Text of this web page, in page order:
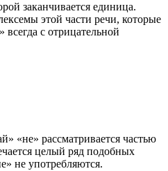
заканчивается единица.
этой части речи, которые
с отрицательной
«не» рассматривается частью
целый ряд подобных
не употребляются.